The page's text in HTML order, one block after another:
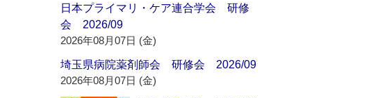
日本プライマリ・ケア連合学会 研修
会 2026/09
2026年08月07日 (金)
埼玉県病院薬剤師会 研修会 2026/09
2026年08月07日 (金)